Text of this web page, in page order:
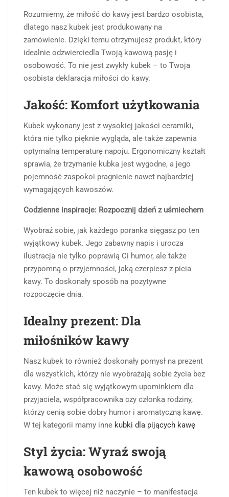
Rozumiemy, że miłość do kawy jest bardzo osobista,
dlatego nasz kubek jest produkowany na
zamówienie. Dzięki temu otrzymujesz produkt, który
idealnie odzwierciedla Twoją kawową pasję i
osobowość. To nie jest zwykły kubek – to Twoja
osobista deklaracja miłości do kawy.
Jakość: Komfort użytkowania
Kubek wykonany jest z wysokiej jakości ceramiki,
która nie tylko pięknie wygląda, ale także zapewnia
optymalną temperaturę napoju. Ergonomiczny kształt
sprawia, że trzymanie kubka jest wygodne, a jego
pojemność zaspokoi pragnienie nawet najbardziej
wymagających kawoszów.
Codzienne inspiracje: Rozpocznij dzień z uśmiechem
Wyobraź sobie, jak każdego poranka sięgasz po ten
wyjątkowy kubek. Jego zabawny napis i urocza
ilustracja nie tylko poprawią Ci humor, ale także
przypomną o przyjemności, jaką czerpiesz z picia
kawy. To doskonały sposób na pozytywne
rozpoczęcie dnia.
Idealny prezent: Dla
miłośników kawy
Nasz kubek to również doskonały pomysł na prezent
dla wszystkich, którzy nie wyobrażają sobie życia bez
kawy. Może stać się wyjątkowym upominkiem dla
przyjaciela, współpracownika czy członka rodziny,
którzy cenią sobie dobry humor i aromatyczną kawę.
W tej kategorii mamy inne kubki dla pijących kawę
Styl życia: Wyraź swoją
kawową osobowość
Ten kubek to więcej niż naczynie – to manifestacja